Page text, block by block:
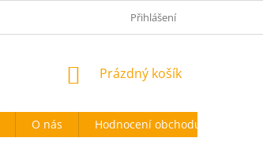
PODMÍNKY OCHRANY OSOBNÍCH ÚDAJŮ
Přihlášení
NÁKUPNÍ
Prázdný košík
O nás
Hodnocení obchodu